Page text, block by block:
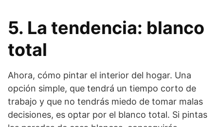
5. La tendencia: blanco
total
Ahora, cómo pintar el interior del hogar. Una
opción simple, que tendrá un tiempo corto de
trabajo y que no tendrás miedo de tomar malas
decisiones, es optar por el blanco total. Si pintas